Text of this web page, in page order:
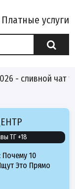
Платные услуги
- сливной чат
ТГ +18
10
Это Прямо